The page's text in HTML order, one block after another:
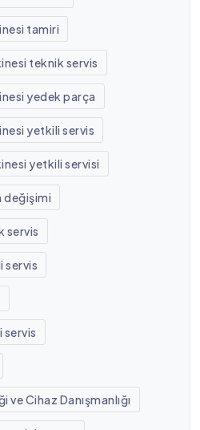
tamiri
teknik servis
yedek parça
yetkili servis
yetkili servisi
değişimi
servis
servis
Cihaz Danışmanlığı